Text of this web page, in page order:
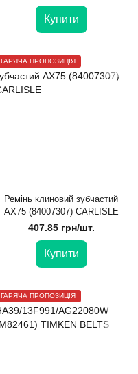
Купити
ГАРЯЧА ПРОПОЗИЦІЯ
Ремінь клиновий зубчастий
AX75 (84007307) CARLISLE
407.85 грн/шт.
Купити
ГАРЯЧА ПРОПОЗИЦІЯ